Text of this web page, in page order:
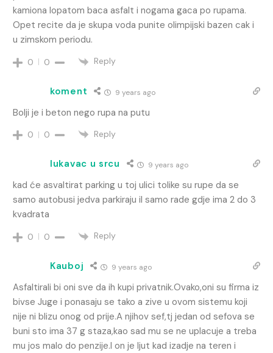
kamiona lopatom baca asfalt i nogama gaca po rupama.
Opet recite da je skupa voda punite olimpijski bazen cak i
u zimskom periodu.
0 0 Reply
koment 9 years ago
Bolji je i beton nego rupa na putu
0 0 Reply
lukavac u srcu 9 years ago
kad će asvaltirat parking u toj ulici tolike su rupe da se
samo autobusi jedva parkiraju il samo rade gdje ima 2 do 3
kvadrata
0 0 Reply
Kauboj 9 years ago
Asfaltirali bi oni sve da ih kupi privatnik.Ovako,oni su firma iz
bivse Juge i ponasaju se tako a zive u ovom sistemu koji
nije ni blizu onog od prije.A njihov sef,tj jedan od sefova se
buni sto ima 37 g staza,kao sad mu se ne uplacuje a treba
mu jos malo do penzije.I on je ljut kad izadje na teren i